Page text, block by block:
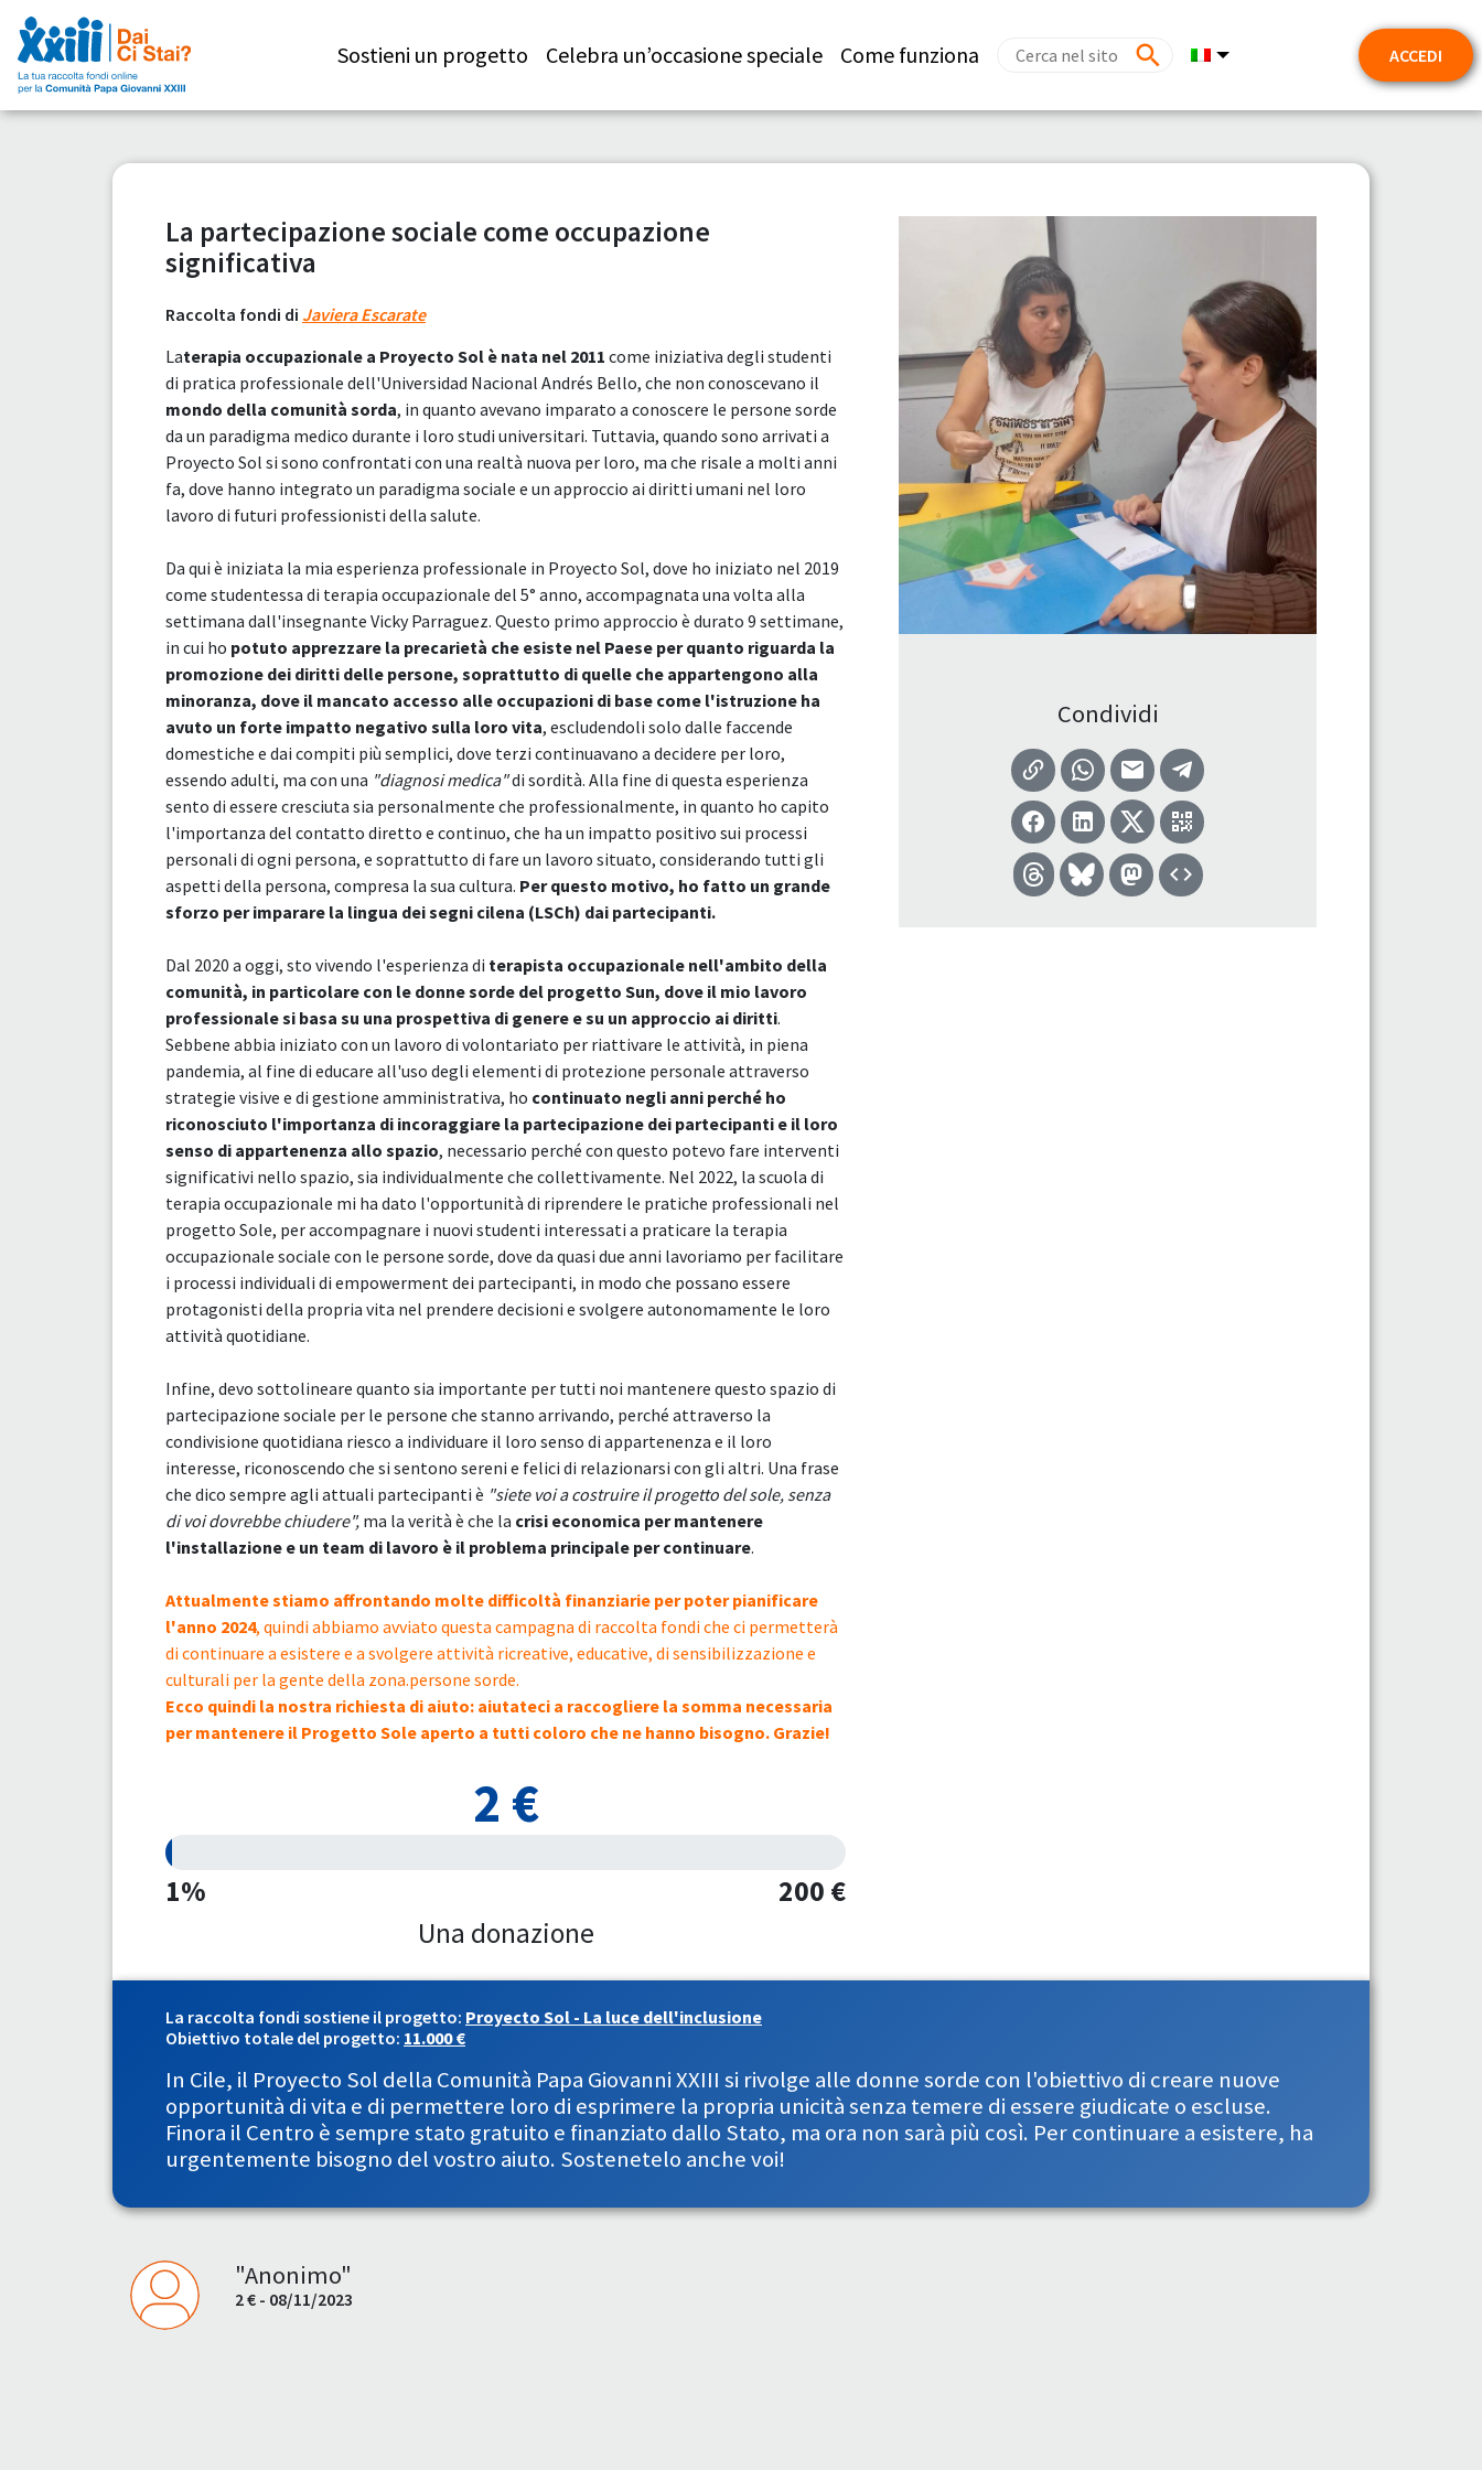
Sostieni un progetto Celebra un’occasione speciale Come funziona ACCEDI
La partecipazione sociale come occupazione
significativa
Raccolta fondi di Javiera Escarate
Laterapia occupazionale a Proyecto Sol è nata nel 2011 come iniziativa degli studenti
di pratica professionale dell'Universidad Nacional Andrés Bello, che non conoscevano il
mondo della comunità sorda, in quanto avevano imparato a conoscere le persone sorde
da un paradigma medico durante i loro studi universitari. Tuttavia, quando sono arrivati a
Proyecto Sol si sono confrontati con una realtà nuova per loro, ma che risale a molti anni
fa, dove hanno integrato un paradigma sociale e un approccio ai diritti umani nel loro
lavoro di futuri professionisti della salute.
Da qui è iniziata la mia esperienza professionale in Proyecto Sol, dove ho iniziato nel 2019
come studentessa di terapia occupazionale del 5° anno, accompagnata una volta alla
settimana dall'insegnante Vicky Parraguez. Questo primo approccio è durato 9 settimane,
in cui ho potuto apprezzare la precarietà che esiste nel Paese per quanto riguarda la
promozione dei diritti delle persone, soprattutto di quelle che appartengono alla
minoranza, dove il mancato accesso alle occupazioni di base come l'istruzione ha
avuto un forte impatto negativo sulla loro vita, escludendoli solo dalle faccende
domestiche e dai compiti più semplici, dove terzi continuavano a decidere per loro,
essendo adulti, ma con una "diagnosi medica"di sordità. Alla fine di questa esperienza
sento di essere cresciuta sia personalmente che professionalmente, in quanto ho capito
l'importanza del contatto diretto e continuo, che ha un impatto positivo sui processi
personali di ogni persona, e soprattutto di fare un lavoro situato, considerando tutti gli
aspetti della persona, compresa la sua cultura. Per questo motivo, ho fatto un grande
sforzo per imparare la lingua dei segni cilena (LSCh) dai partecipanti.
Dal 2020 a oggi, sto vivendo l'esperienza di terapista occupazionale nell'ambito della
comunità, in particolare con le donne sorde del progetto Sun, dove il mio lavoro
professionale si basa su una prospettiva di genere e su un approccio ai diritti.
Sebbene abbia iniziato con un lavoro di volontariato per riattivare le attività, in piena
pandemia, al fine di educare all'uso degli elementi di protezione personale attraverso
strategie visive e di gestione amministrativa, ho continuato negli anni perché ho
riconosciuto l'importanza di incoraggiare la partecipazione dei partecipanti e il loro
senso di appartenenza allo spazio, necessario perché con questo potevo fare interventi
significativi nello spazio, sia individualmente che collettivamente. Nel 2022, la scuola di
terapia occupazionale mi ha dato l'opportunità di riprendere le pratiche professionali nel
progetto Sole, per accompagnare i nuovi studenti interessati a praticare la terapia
occupazionale sociale con le persone sorde, dove da quasi due anni lavoriamo per facilitare
i processi individuali di empowerment dei partecipanti, in modo che possano essere
protagonisti della propria vita nel prendere decisioni e svolgere autonomamente le loro
attività quotidiane.
Infine, devo sottolineare quanto sia importante per tutti noi mantenere questo spazio di
partecipazione sociale per le persone che stanno arrivando, perché attraverso la
condivisione quotidiana riesco a individuare il loro senso di appartenenza e il loro
interesse, riconoscendo che si sentono sereni e felici di relazionarsi con gli altri. Una frase
che dico sempre agli attuali partecipanti è "siete voi a costruire il progetto del sole, senza
di voi dovrebbe chiudere", ma la verità è che la crisi economica per mantenere
l'installazione e un team di lavoro è il problema principale per continuare.
Attualmente stiamo affrontando molte difficoltà finanziarie per poter pianificare
l'anno 2024, quindi abbiamo avviato questa campagna di raccolta fondi che ci permetterà
di continuare a esistere e a svolgere attività ricreative, educative, di sensibilizzazione e
culturali per la gente della zona.persone sorde.
Ecco quindi la nostra richiesta di aiuto: aiutateci a raccogliere la somma necessaria
per mantenere il Progetto Sole aperto a tutti coloro che ne hanno bisogno. Grazie!
2 €
1%
200 €
Una donazione
Condividi
La raccolta fondi sostiene il progetto: Proyecto Sol - La luce dell'inclusione
Obiettivo totale del progetto: 11.000 €
In Cile, il Proyecto Sol della Comunità Papa Giovanni XXIII si rivolge alle donne sorde con l'obiettivo di creare nuove
opportunità di vita e di permettere loro di esprimere la propria unicità senza temere di essere giudicate o escluse.
Finora il Centro è sempre stato gratuito e finanziato dallo Stato, ma ora non sarà più così. Per continuare a esistere, ha
urgentemente bisogno del vostro aiuto. Sostenetelo anche voi!
"Anonimo"
2 € - 08/11/2023